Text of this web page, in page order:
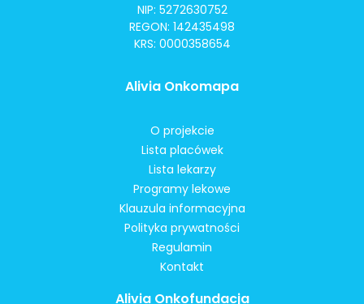
NIP: 5272630752
REGON: 142435498
KRS: 0000358654
Alivia Onkomapa
O projekcie
Lista placówek
Lista lekarzy
Programy lekowe
Klauzula informacyjna
Polityka prywatności
Regulamin
Kontakt
Alivia Onkofundacja